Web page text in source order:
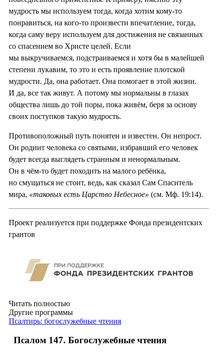
мудрость мы используем тогда, когда хотим кому-то
понравиться, на кого-то произвести впечатление, тогда,
когда саму веру используем для достижения не связанных
со спасением во Христе целей. Если
мы выкручиваемся, подстраиваемся и хотя бы в малейшей
степени лукавим, то это и есть проявление плотской
мудрости. Да, она работает. Она помогает в этой жизни.
И да, все так живут. А потому мы нормальны в глазах
общества лишь до той поры, пока живём, беря за основу
своих поступков такую мудрость.
Противоположный путь понятен и известен. Он непрост.
Он роднит человека со святыми, избравший его человек
будет всегда выглядеть странным и ненормальным.
Он в чём-то будет походить на малого ребёнка,
но смущаться не стоит, ведь, как сказал Сам Спаситель
мира, «таковых есть Царство Небесное» (см. Мф. 19:14).
Проект реализуется при поддержке Фонда президентских
грантов
Читать полностью
Другие программы
Псалтирь: богослужебные чтения
Псалом 147. Богослужебные чтения